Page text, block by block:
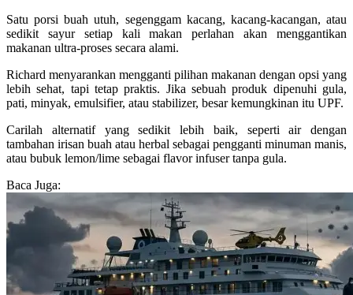
Satu porsi buah utuh, segenggam kacang, kacang-kacangan, atau
sedikit sayur setiap kali makan perlahan akan menggantikan
makanan ultra-proses secara alami.
Richard menyarankan mengganti pilihan makanan dengan opsi yang
lebih sehat, tapi tetap praktis. Jika sebuah produk dipenuhi gula,
pati, minyak, emulsifier, atau stabilizer, besar kemungkinan itu UPF.
Carilah alternatif yang sedikit lebih baik, seperti air dengan
tambahan irisan buah atau herbal sebagai pengganti minuman manis,
atau bubuk lemon/lime sebagai flavor infuser tanpa gula.
Baca Juga: